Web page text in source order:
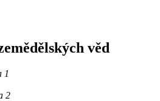
věd
1
2